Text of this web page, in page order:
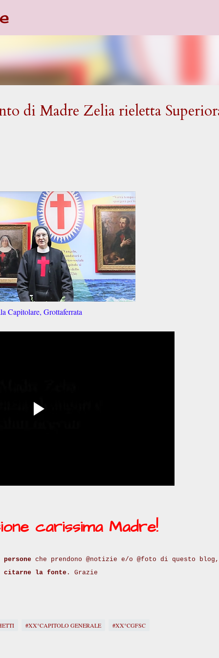
di Madre Zelia rieletta
Capitolare, Grottaferrata
carissima Madre!
che prendono @notizie e/o @foto di questo
citarne la fonte. Grazie
#XX°CAPITOLO GENERALE #XX°CGFSC